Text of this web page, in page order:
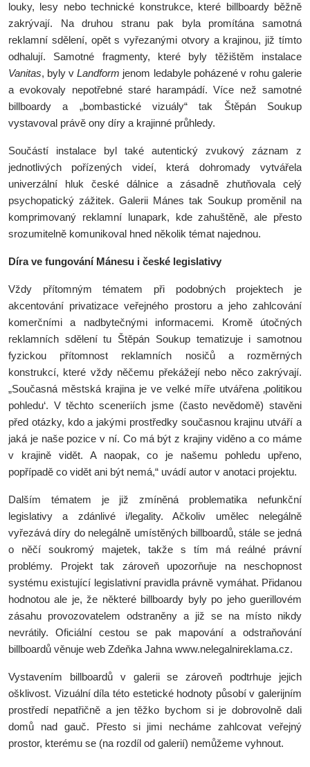
louky, lesy nebo technické konstrukce, které billboardy běžně
zakrývají. Na druhou stranu pak byla promítána samotná
reklamní sdělení, opět s vyřezanými otvory a krajinou, již tímto
odhalují. Samotné fragmenty, které byly těžištěm instalace
Vanitas, byly vLandform jenom ledabyle poházené v rohu galerie
a evokovaly nepotřebné staré harampádí. Více než samotné
billboardy a „bombastické vizuály“ tak Štěpán Soukup
vystavoval právě ony díry a krajinné průhledy.
Součástí instalace byl také autentický zvukový záznam z
jednotlivých pořízených videí, která dohromady vytvářela
univerzální hluk české dálnice a zásadně zhutňovala celý
psychopatický zážitek. Galerii Mánes tak Soukup proměnil na
komprimovaný reklamní lunapark, kde zahuštěně, ale přesto
srozumitelně komunikoval hned několik témat najednou.
Díra ve fungování Mánesu i české legislativy
Vždy přítomným tématem při podobných projektech je
akcentování privatizace veřejného prostoru a jeho zahlcování
komerčními a nadbytečnými informacemi. Kromě útočných
reklamních sdělení tu Štěpán Soukup tematizuje i samotnou
fyzickou přítomnost reklamních nosičů a rozměrných
konstrukcí, které vždy něčemu překážejí nebo něco zakrývají.
„Současná městská krajina je ve velké míře utvářena ‚politikou
pohledu‘. V těchto sceneriích jsme (často nevědomě) stavěni
před otázky, kdo a jakými prostředky současnou krajinu utváří a
jaká je naše pozice v ní. Co má být z krajiny viděno a co máme
v krajině vidět. A naopak, co je našemu pohledu upřeno,
popřípadě co vidět ani být nemá,“ uvádí autor v anotaci projektu.
Dalším tématem je již zmíněná problematika nefunkční
legislativy a zdánlivé i/legality. Ačkoliv umělec nelegálně
vyřezává díry do nelegálně umístěných billboardů, stále se jedná
o něčí soukromý majetek, takže s tím má reálné právní
problémy. Projekt tak zároveň upozorňuje na neschopnost
systému existující legislativní pravidla právně vymáhat. Přidanou
hodnotou ale je, že některé billboardy byly po jeho guerillovém
zásahu provozovatelem odstraněny a již se na místo nikdy
nevrátily. Oficiální cestou se pak mapování a odstraňování
billboardů věnuje web Zdeňka Jahna www.nelegalnireklama.cz.
Vystavením billboardů v galerii se zároveň podtrhuje jejich
ošklivost. Vizuální díla této estetické hodnoty působí v galerijním
prostředí nepatřičně a jen těžko bychom si je dobrovolně dali
domů nad gauč. Přesto si jimi necháme zahlcovat veřejný
prostor, kterému se (na rozdíl od galerií) nemůžeme vyhnout.